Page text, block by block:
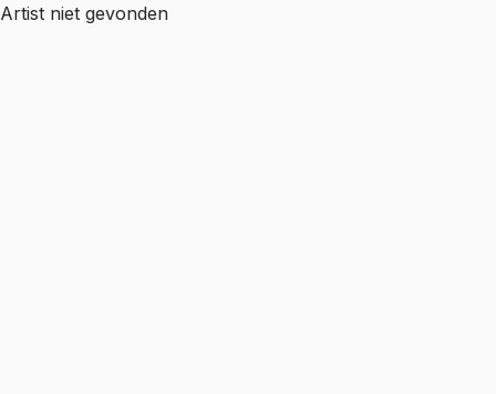
Artist niet gevonden